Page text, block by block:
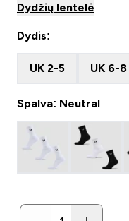
Dydžių lentelė
Dydis:
UK 2-5 UK 6-8
Spalva: Neutral